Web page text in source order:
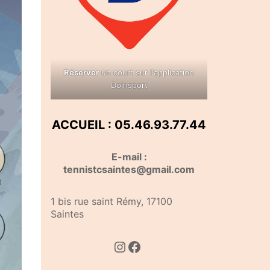
Réserverun court sur l'application
Doinsport
ACCUEIL : 05.46.93.77.44
E-mail :
tennistcsaintes@gmail.com
1 bis rue saint Rémy, 17100
Saintes
Instagram
Facebook